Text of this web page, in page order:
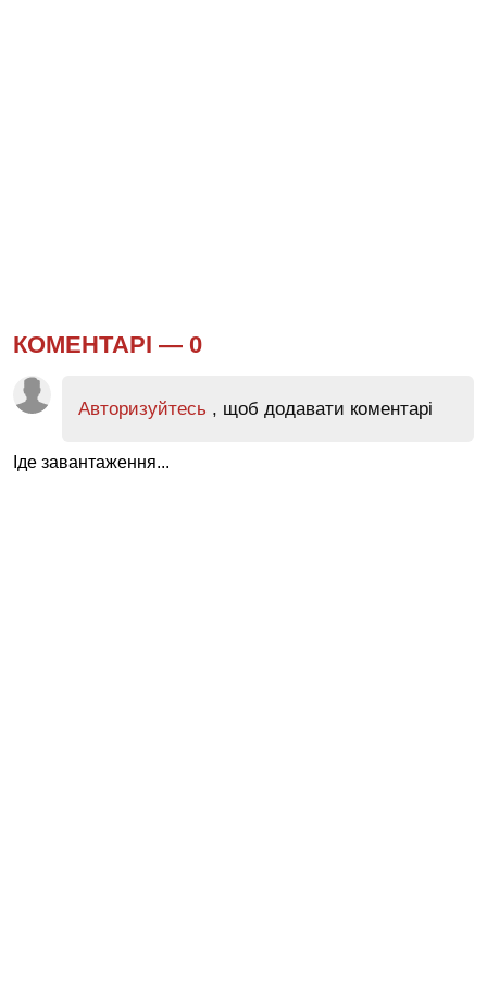
КОМЕНТАРІ — 0
Авторизуйтесь , щоб додавати коментарі
Іде завантаження...